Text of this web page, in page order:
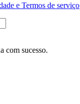
e Termos de serviço
com sucesso.